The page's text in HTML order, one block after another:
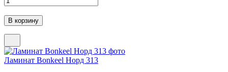
Ламинат Bonkeel Норд 313